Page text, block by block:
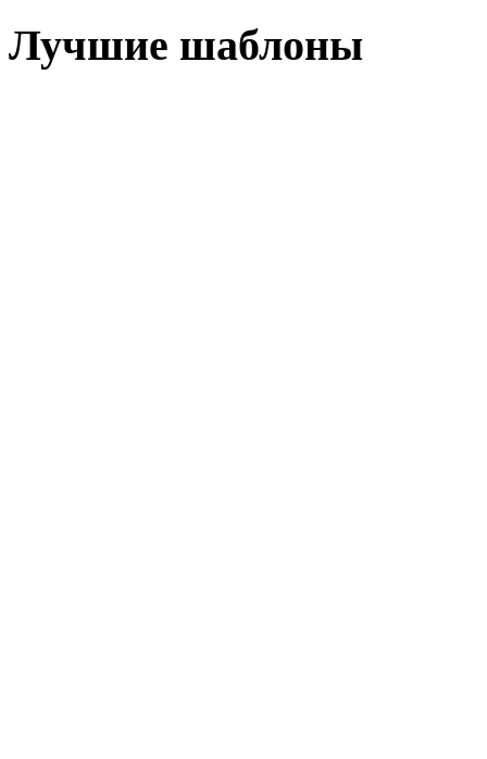
Лучшие шаблоны